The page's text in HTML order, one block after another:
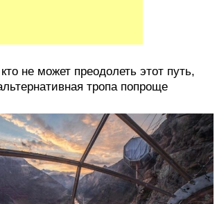
не может преодолеть этот путь,
тропа попроще